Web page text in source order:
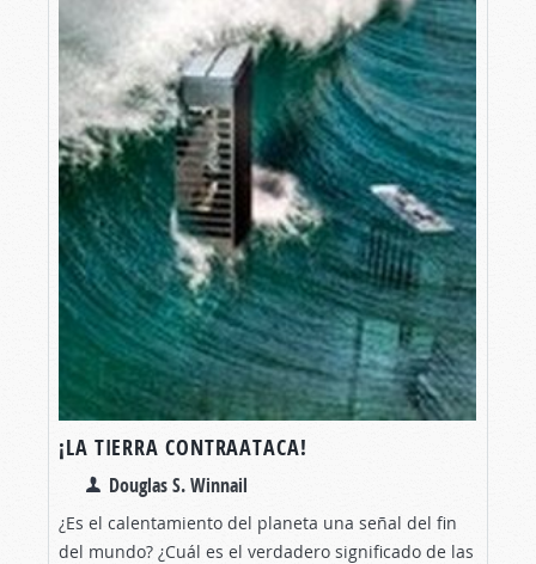
¡LA TIERRA CONTRAATACA!
Douglas S. Winnail
¿Es el calentamiento del planeta una señal del fin
del mundo? ¿Cuál es el verdadero significado de las